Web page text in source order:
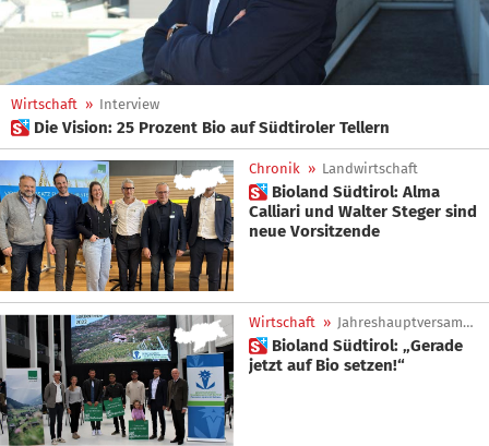
Wirtschaft » Interview
 Die Vision: 25 Prozent Bio auf Südtiroler Tellern
Chronik » Landwirtschaft
 Bioland Südtirol: Alma
Calliari und Walter Steger sind
neue Vorsitzende
Wirtschaft » Jahreshauptversammlung
 Bioland Südtirol: „Gerade
jetzt auf Bio setzen!“